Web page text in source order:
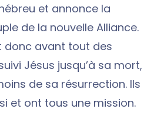
et annonce la
de la nouvelle Alliance.
donc avant tout des
Jésus jusqu’à sa mort,
de sa résurrection. Ils
et ont tous une mission.